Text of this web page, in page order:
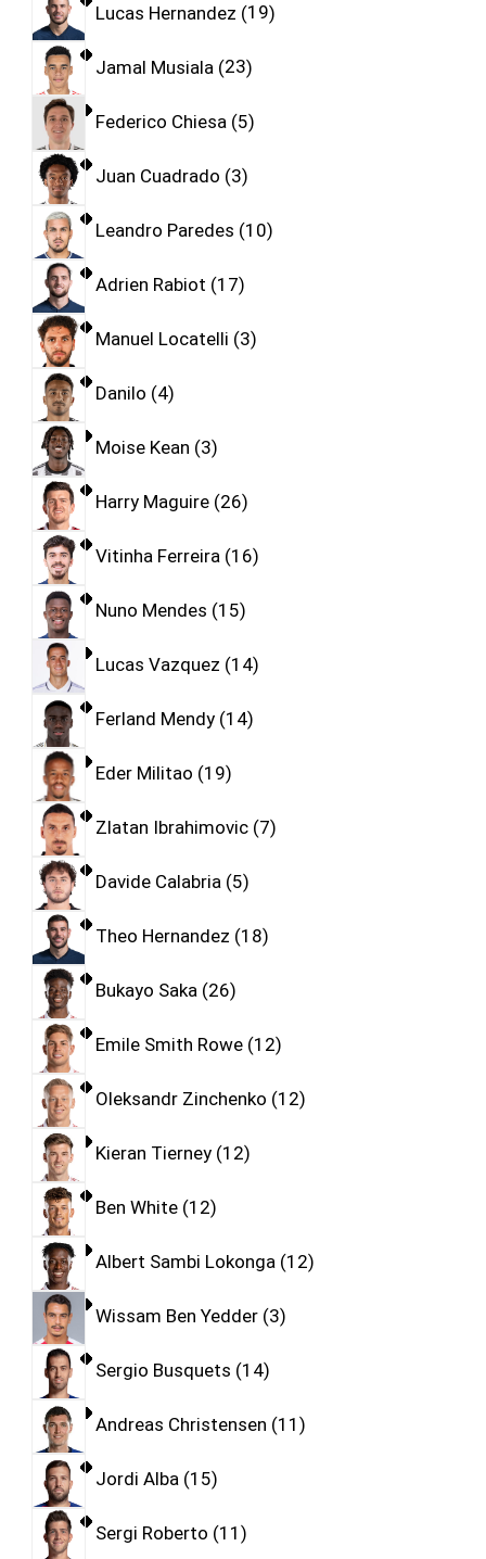
Lucas Hernandez 19
Jamal Musiala 23
Federico Chiesa 5
Juan Cuadrado 3
Leandro Paredes 10
Adrien Rabiot 17
Manuel Locatelli 3
Danilo 4
Moise Kean 3
Harry Maguire 26
Vitinha Ferreira 16
Nuno Mendes 15
Lucas Vazquez 14
Ferland Mendy 14
Eder Militao 19
Zlatan Ibrahimovic 7
Davide Calabria 5
Theo Hernandez 18
Bukayo Saka 26
Emile Smith Rowe 12
Oleksandr Zinchenko 12
Kieran Tierney 12
Ben White 12
Albert Sambi Lokonga 12
Wissam Ben Yedder 3
Sergio Busquets 14
Andreas Christensen 11
Jordi Alba 15
Sergi Roberto 11